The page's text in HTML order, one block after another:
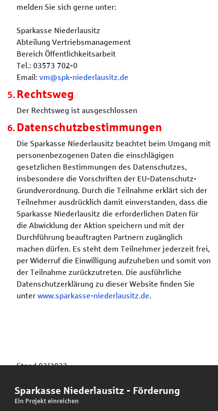
melden Sie sich gerne unter:
Sparkasse Niederlausitz
Abteilung Vertriebsmanagement
Bereich Öffentlichkeitsarbeit
Tel.: 03573 702-0
Email: vm@spk-niederlausitz.de
Rechtsweg
Der Rechtsweg ist ausgeschlossen
Datenschutzbestimmungen
Die Sparkasse Niederlausitz beachtet beim Umgang mit
personenbezogenen Daten die einschlägigen
gesetzlichen Bestimmungen des Datenschutzes,
insbesondere die Vorschriften der EU-Datenschutz-
Grundverordnung. Durch die Teilnahme erklärt sich der
Teilnehmer ausdrücklich damit einverstanden, dass die
Sparkasse Niederlausitz die erforderlichen Daten für
die Abwicklung der Aktion speichern und mit der
Durchführung beauftragten Partnern zugänglich
machen dürfen. Es steht dem Teilnehmer jederzeit frei,
per Widerruf die Einwilligung aufzuheben und somit von
der Teilnahme zurückzutreten. Die ausführliche
Datenschutzerklärung zu dieser Website finden Sie
unter www.sparkasse-niederlausitz.de.
Stand 03/2023
Sparkasse Niederlausitz - Förderung
Ein Projekt einreichen